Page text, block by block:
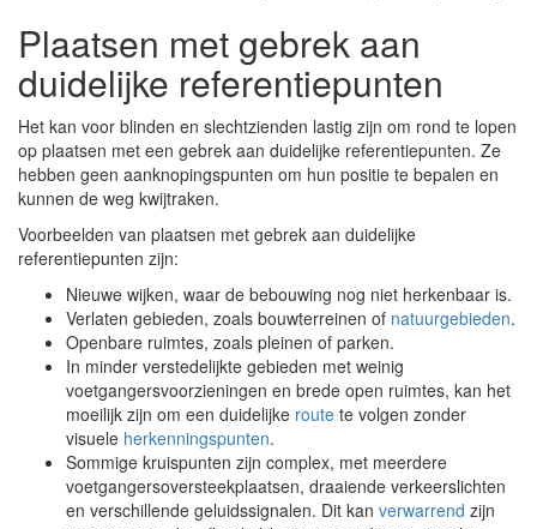
Plaatsen met gebrek aan
duidelijke referentiepunten
Het kan voor blinden en slechtzienden lastig zijn om rond te lopen
op plaatsen met een gebrek aan duidelijke referentiepunten. Ze
hebben geen aanknopingspunten om hun positie te bepalen en
kunnen de weg kwijtraken.
Voorbeelden van plaatsen met gebrek aan duidelijke
referentiepunten zijn:
Nieuwe wijken, waar de bebouwing nog niet herkenbaar is.
Verlaten gebieden, zoals bouwterreinen of natuurgebieden.
Openbare ruimtes, zoals pleinen of parken.
In minder verstedelijkte gebieden met weinig
voetgangersvoorzieningen en brede open ruimtes, kan het
moeilijk zijn om een duidelijke route te volgen zonder
visuele herkenningspunten.
Sommige kruispunten zijn complex, met meerdere
voetgangersoversteekplaatsen, draaiende verkeerslichten
en verschillende geluidssignalen. Dit kan verwarrend zijn